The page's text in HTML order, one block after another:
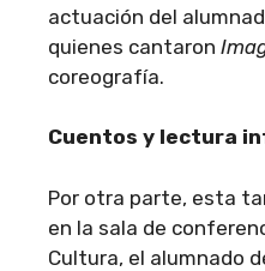
actuación del
quienes cantaron
coreografía.
Cuentos y lectura
Por otra parte, esta
en la sala de
Cultura, el alumnado